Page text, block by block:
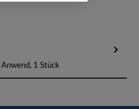
1 Stück